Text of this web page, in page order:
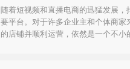
随着短视频和直播电商的迅猛发展，
要平台。对于许多企业主和个体商家
的店铺并顺利运营，依然是一个不小